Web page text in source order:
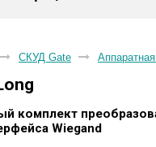
СКУД Gate
комплект
Wiegand